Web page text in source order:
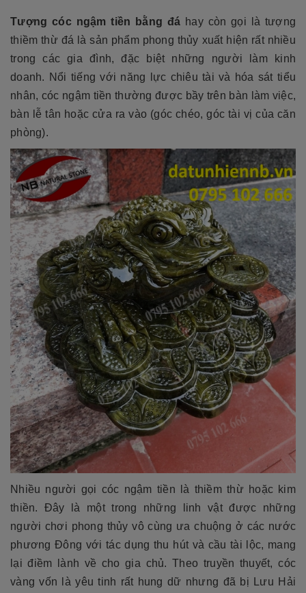
Tượng cóc ngậm tiền bằng đá hay còn gọi là tượng
thiềm thừ đá là sản phẩm phong thủy xuất hiện rất nhiều
trong các gia đình, đặc biệt những người làm kinh
doanh. Nổi tiếng với năng lực chiêu tài và hóa sát tiểu
nhân, cóc ngậm tiền thường được bầy trên bàn làm việc,
bàn lễ tân hoặc cửa ra vào (góc chéo, góc tài vị của căn
phòng).
Nhiều người gọi cóc ngậm tiền là thiềm thừ hoặc kim
thiền. Đây là một trong những linh vật được những
người chơi phong thủy vô cùng ưa chuộng ở các nước
phương Đông với tác dụng thu hút và cầu tài lộc, mang
lại điềm lành về cho gia chủ. Theo truyền thuyết, cóc
vàng vốn là yêu tinh rất hung dữ nhưng đã bị Lưu Hải